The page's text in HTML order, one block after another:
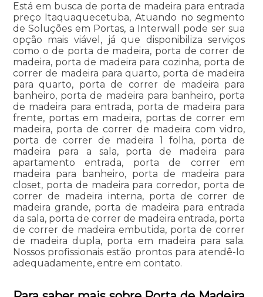
Está em busca de porta de madeira para entrada
preço Itaquaquecetuba, Atuando no segmento
de Soluções em Portas, a Interwall pode ser sua
opção mais viável, já que disponibiliza serviços
como o de porta de madeira, porta de correr de
madeira, porta de madeira para cozinha, porta de
correr de madeira para quarto, porta de madeira
para quarto, porta de correr de madeira para
banheiro, porta de madeira para banheiro, porta
de madeira para entrada, porta de madeira para
frente, portas em madeira, portas de correr em
madeira, porta de correr de madeira com vidro,
porta de correr de madeira 1 folha, porta de
madeira para a sala, porta de madeira para
apartamento entrada, porta de correr em
madeira para banheiro, porta de madeira para
closet, porta de madeira para corredor, porta de
correr de madeira interna, porta de correr de
madeira grande, porta de madeira para entrada
da sala, porta de correr de madeira entrada, porta
de correr de madeira embutida, porta de correr
de madeira dupla, porta em madeira para sala.
Nossos profissionais estão prontos para atendê-lo
adequadamente, entre em contato.